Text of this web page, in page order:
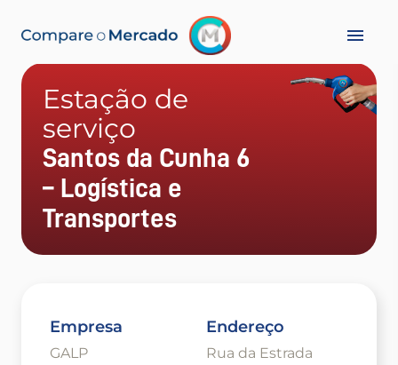
Estação de
serviço
Santos da Cunha 6
– Logística e
Transportes
Empresa
GALP
Endereço
Rua da Estrada